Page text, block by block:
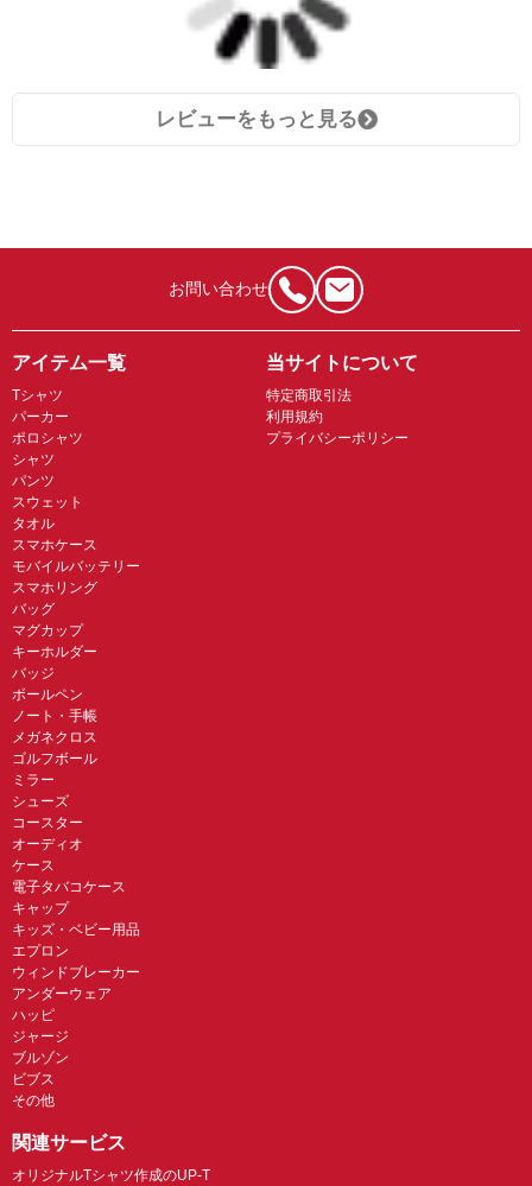
レビューをもっと見る
お問い合わせ
アイテム一覧
Tシャツ
パーカー
ポロシャツ
シャツ
パンツ
スウェット
タオル
スマホケース
モバイルバッテリー
スマホリング
バッグ
マグカップ
キーホルダー
バッジ
ボールペン
ノート・手帳
メガネクロス
ゴルフボール
ミラー
シューズ
コースター
オーディオ
ケース
電子タバコケース
キャップ
キッズ・ベビー用品
エプロン
ウィンドブレーカー
アンダーウェア
ハッピ
ジャージ
ブルゾン
ビブス
その他
当サイトについて
特定商取引法
利用規約
プライバシーポリシー
関連サービス
オリジナルTシャツ作成のUP-T